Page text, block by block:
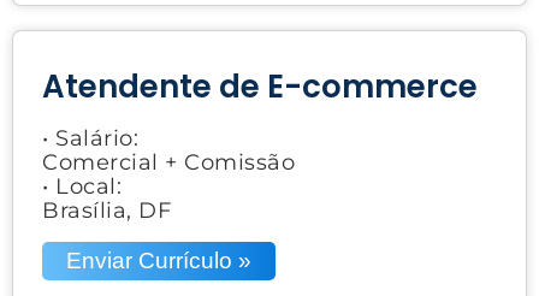
Atendente de E-commerce
• Salário:
Comercial + Comissão
• Local:
Brasília, DF
Enviar Currículo »